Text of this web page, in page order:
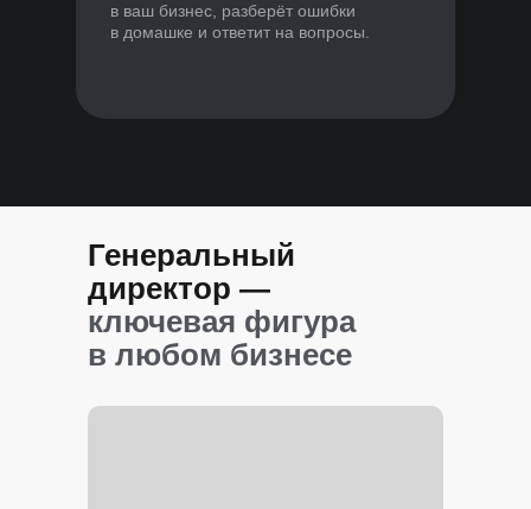
в ваш бизнес, разберёт ошибки
в домашке и ответит на вопросы.
Генеральный
директор —
ключевая фигура
в любом бизнесе